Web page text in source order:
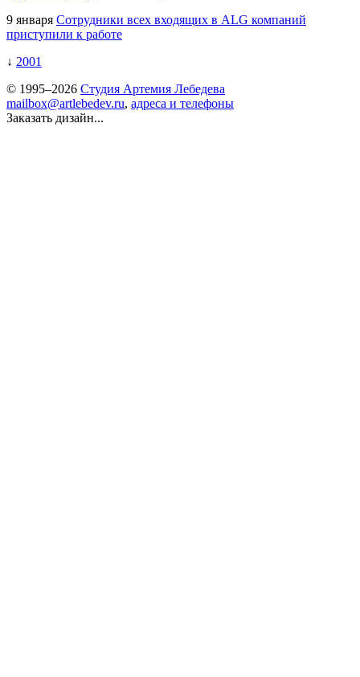
9 января Сотрудники всех входящих в ALG компаний
приступили к работе
↓ 2001
© 1995–2026 Студия Артемия Лебедева
mailbox@artlebedev.ru, адреса и телефоны
Заказать дизайн...